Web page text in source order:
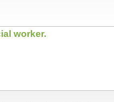
worker.